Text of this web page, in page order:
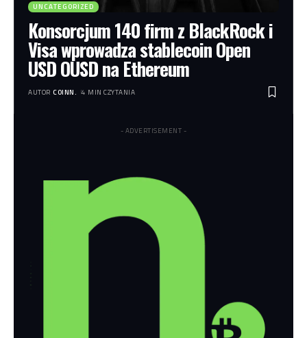
UNCATEGORIZED
Konsorcjum 140 firm z BlackRock i
Visa wprowadza stablecoin Open
USD OUSD na Ethereum
AUTOR COINN. 4 MIN CZYTANIA
- ADVERTISEMENT -